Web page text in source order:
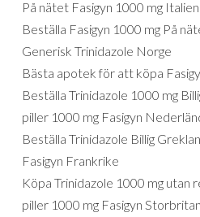
På nätet Fasigyn 1000 mg Italien
Beställa Fasigyn 1000 mg På
Generisk Trinidazole Norge
Bästa apotek för att köpa
Beställa Trinidazole 1000 mg
piller 1000 mg Fasigyn
Beställa Trinidazole Billig
Fasigyn Frankrike
Köpa Trinidazole 1000 mg utan
piller 1000 mg Fasigyn